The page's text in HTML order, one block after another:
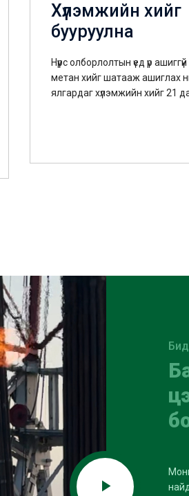
Хүлэмжийн хийг
бууруулна
Нүүрс олборлолтын үед үр
метан хийг шатааж ашиглах
ялгардаг хүлэмжийн хийг 21